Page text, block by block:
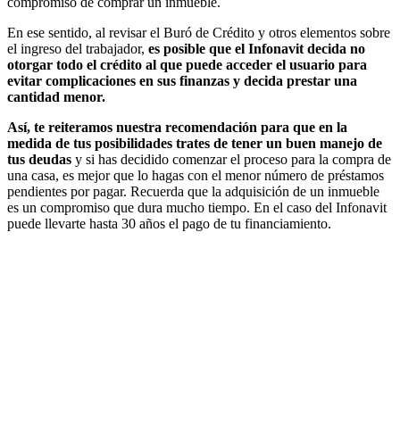
En ese sentido, al revisar el Buró de Crédito y otros elementos sobre
el ingreso del trabajador, es posible que el Infonavit decida no
otorgar todo el crédito al que puede acceder el usuario para
evitar complicaciones en sus finanzas y decida prestar una
cantidad menor.
Así, te reiteramos nuestra recomendación para que en la
medida de tus posibilidades trates de tener un buen manejo de
tus deudas y si has decidido comenzar el proceso para la compra de
una casa, es mejor que lo hagas con el menor número de préstamos
pendientes por pagar. Recuerda que la adquisición de un inmueble
es un compromiso que dura mucho tiempo. En el caso del Infonavit
puede llevarte hasta 30 años el pago de tu financiamiento.